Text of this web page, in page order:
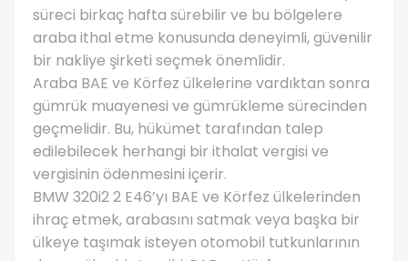
süreci birkaç hafta sürebilir ve bu bölgelere
araba ithal etme konusunda deneyimli, güvenilir
bir nakliye şirketi seçmek önemlidir.
Araba BAE ve Körfez ülkelerine vardıktan sonra
gümrük muayenesi ve gümrükleme sürecinden
geçmelidir. Bu, hükümet tarafından talep
edilebilecek herhangi bir ithalat vergisi ve
vergisinin ödenmesini içerir.
BMW 320i2 2 E46’yı BAE ve Körfez ülkelerinden
ihraç etmek, arabasını satmak veya başka bir
ülkeye taşımak isteyen otomobil tutkunlarının